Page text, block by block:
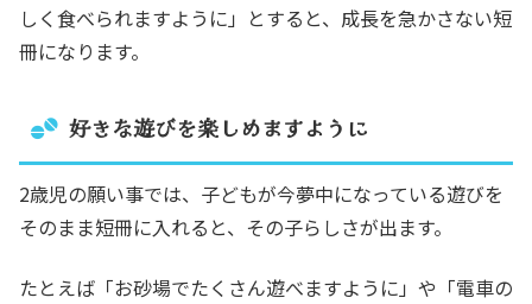
しく食べられますように」とすると、成長を急かさない短
冊になります。
好きな遊びを楽しめますように
2歳児の願い事では、子どもが今夢中になっている遊びを
そのまま短冊に入れると、その子らしさが出ます。
たとえば「お砂場でたくさん遊べますように」や「電車の